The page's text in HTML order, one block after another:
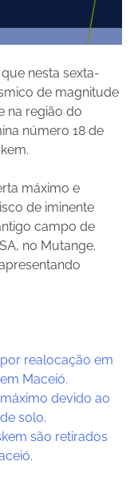
nesta sexta-
de magnitude
na região do
número 18 de
máximo e
de iminente
campo de
no Mutange.
realocação em
Maceió.
devido ao
solo.
são retirados